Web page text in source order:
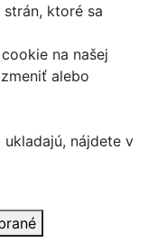
ktoré sa
na našej
alebo
nájdete v